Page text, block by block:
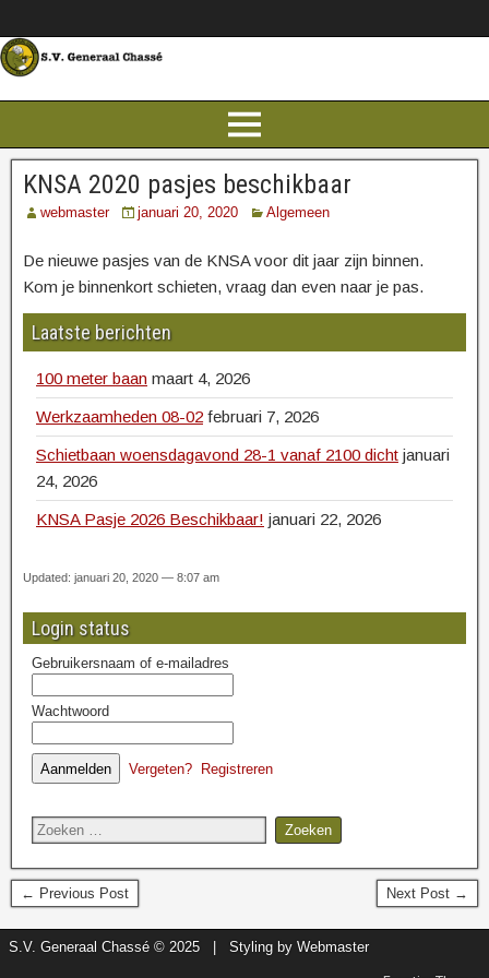
KNSA 2020 pasjes beschikbaar
webmaster januari 20, 2020 Algemeen
De nieuwe pasjes van de KNSA voor dit jaar zijn binnen.
Kom je binnenkort schieten, vraag dan even naar je pas.
Laatste berichten
100 meter baan maart 4, 2026
Werkzaamheden 08-02 februari 7, 2026
Schietbaan woensdagavond 28-1 vanaf 2100 dicht januari
24, 2026
KNSA Pasje 2026 Beschikbaar! januari 22, 2026
Updated: januari 20, 2020 — 8:07 am
Login status
Gebruikersnaam of e-mailadres
Wachtwoord
Vergeten? Registreren
← Previous Post Next Post →
S.V. Generaal Chassé © 2025 | Styling by Webmaster